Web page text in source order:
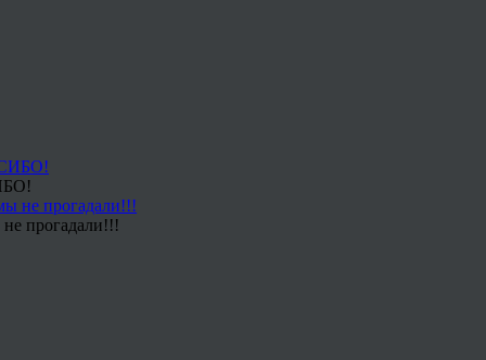
прогадали!!!